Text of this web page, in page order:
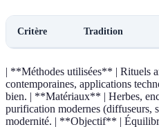
Critère Tradition
| **Méthodes utilisées** | Rituels
contemporaines, applications
bien. | **Matériaux** | Herbes,
purification modernes (diffuseurs,
modernité. | **Objectif** |